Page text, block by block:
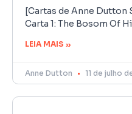
[Cartas de Anne Dutton
Carta 1: The Bosom Of
LEIA MAIS »
Anne Dutton 11 de julho